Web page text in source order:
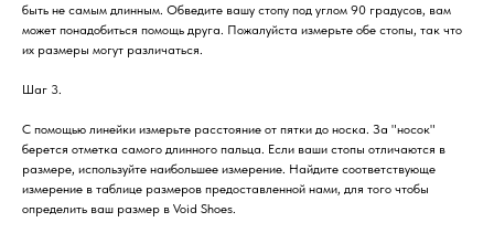
быть не самым длинным. Обведите вашу стопу под углом 90 градусов, вам
может понадобиться помощь друга. Пожалуйста измерьте обе стопы, так что
их размеры могут различаться.
Шаг 3.
С помощью линейки измерьте расстояние от пятки до носка. За "носок"
берется отметка самого длинного пальца. Если ваши стопы отличаются в
размере, используйте наибольшее измерение. Найдите соответствующе
измерение в таблице размеров предоставленной нами, для того чтобы
определить ваш размер в Void Shoes.